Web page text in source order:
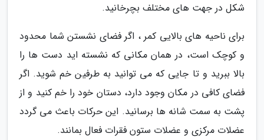
شکل در جهت های مختلف بچرخانید.
برای ناحیه های بالایی کمر ، اگر فضای نشستن شما محدود
و کوچک است، در همان مکانی که نشسته اید دست ها را
بالا ببرید و تا جایی که می توانید به طرفین خم شوید. اگر
فضای کافی در مکان وجود دارد، دستان خود را خم کنید و از
پشت به سمت شانه ها برسانید. این حرکات باعث می گردد
عضلات مرکزی و عضلات ستون فقرات فعال بمانند.